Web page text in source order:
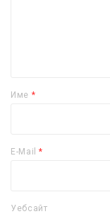
Име *
E-Mail*
Уебсайт